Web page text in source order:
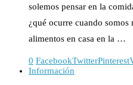
solemos pensar en la
¿qué ocurre cuando somos
alimentos en casa en la …
0 FacebookTwitterPinterest
Información